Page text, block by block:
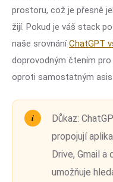
prostoru, což je přesně
žijí. Pokud je váš stack
naše srovnáníChatGPT
doprovodným čtením
oproti samostatným
Důkaz:
propojují
Drive, Gmail
umožňuje